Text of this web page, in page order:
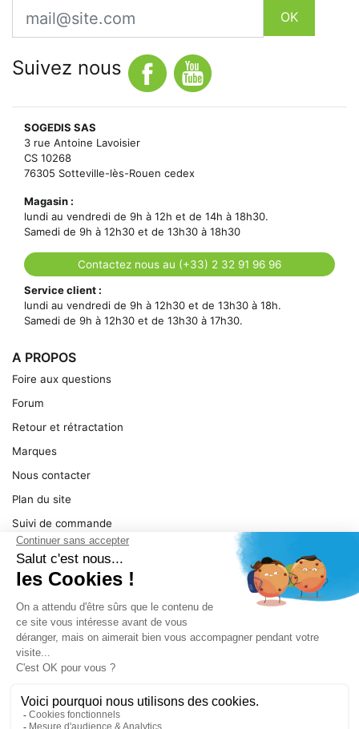
OK
Suivez nous
SOGEDIS SAS
3 rue Antoine Lavoisier
CS 10268
76305 Sotteville-lès-Rouen cedex
Magasin :
lundi au vendredi de 9h à 12h et de 14h à 18h30.
Samedi de 9h à 12h30 et de 13h30 à 18h30
Contactez nous au (+33) 2 32 91 96 96
Service client :
lundi au vendredi de 9h à 12h30 et de 13h30 à 18h.
Samedi de 9h à 12h30 et de 13h30 à 17h30.
A PROPOS
Foire aux questions
Forum
Retour et rétractation
Marques
Nous contacter
Plan du site
Suivi de commande
Ma facture
Mentions légales
SERVICE
Pièces détachées
Catégories de produit
Dépannage
Le magasin